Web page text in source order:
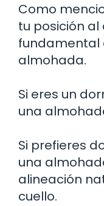
Como
tu posición
fundamental
almohada.
Si eres un
una
Si prefieres
una
alineación
cuello.